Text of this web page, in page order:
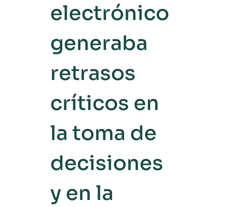
electrónico
generaba
retrasos
críticos en
la toma de
decisiones
y en la